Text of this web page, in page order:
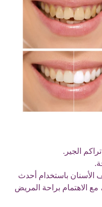
الجير.
الأسنان باستخدام أحدث
مع الاهتمام براحة المريض